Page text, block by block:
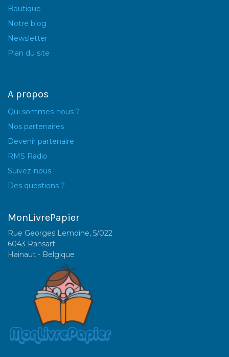
Boutique
Notre blog
Newsletter
Plan du site
A propos
Qui sommes-nous ?
Nos partenaires
Devenir partenaire
RMS Radio
Suivez-nous
Des questions ?
MonLivrePapier
Rue Georges Lemoine, 5/022
6043 Ransart
Hainaut - Belgique